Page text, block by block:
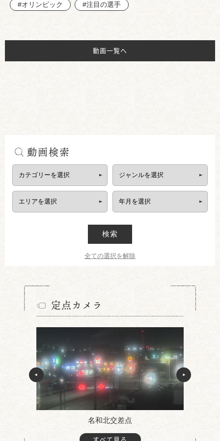
#オリンピック #注目の選手
動画一覧へ
動画検索
検索
全ての選択を解除
定点カメラ
名和北交差点
すべて見る